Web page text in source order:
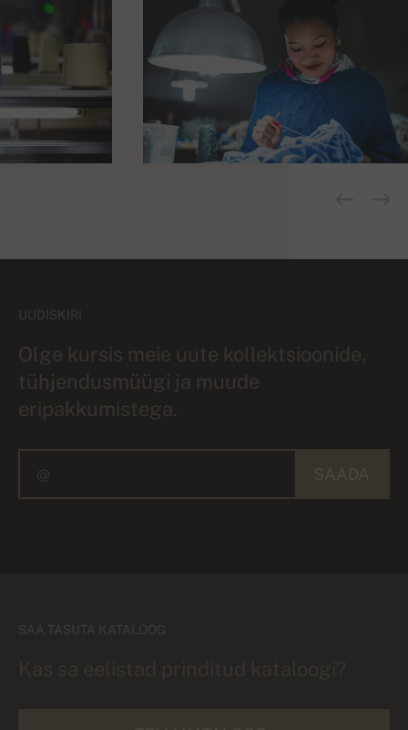
UUDISKIRI
Olge kursis meie uute kollektsioonide,
tühjendusmüügi ja muude
eripakkumistega.
SAA TASUTA KATALOOG